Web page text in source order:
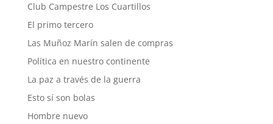
Club Campestre Los Cuartillos
El primo tercero
Las Muñoz Marín salen de compras
Política en nuestro continente
La paz a través de la guerra
Esto sí son bolas
Hombre nuevo